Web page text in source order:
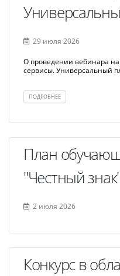
29 июля 2026
О проведении вебинара
сервисы. Универсальный
ПОДРОБНЕЕ
План
"Честный
2 июля 2026
Конкурс в